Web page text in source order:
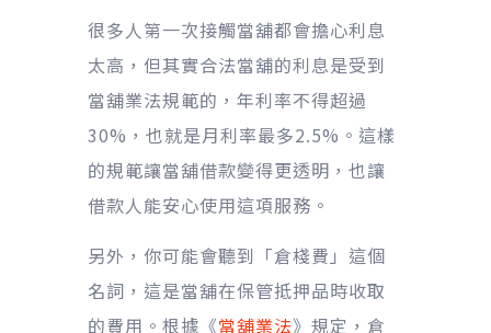
很多人第一次接觸當舖都會擔心利息
太高，但其實合法當舖的利息是受到
當舖業法規範的，年利率不得超過
30%，也就是月利率最多2.5%。這樣
的規範讓當舖借款變得更透明，也讓
借款人能安心使用這項服務。
另外，你可能會聽到「倉棧費」這個
名詞，這是當舖在保管抵押品時收取
的費用。根據《當舖業法》規定，倉